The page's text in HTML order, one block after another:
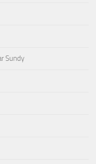
Sundy